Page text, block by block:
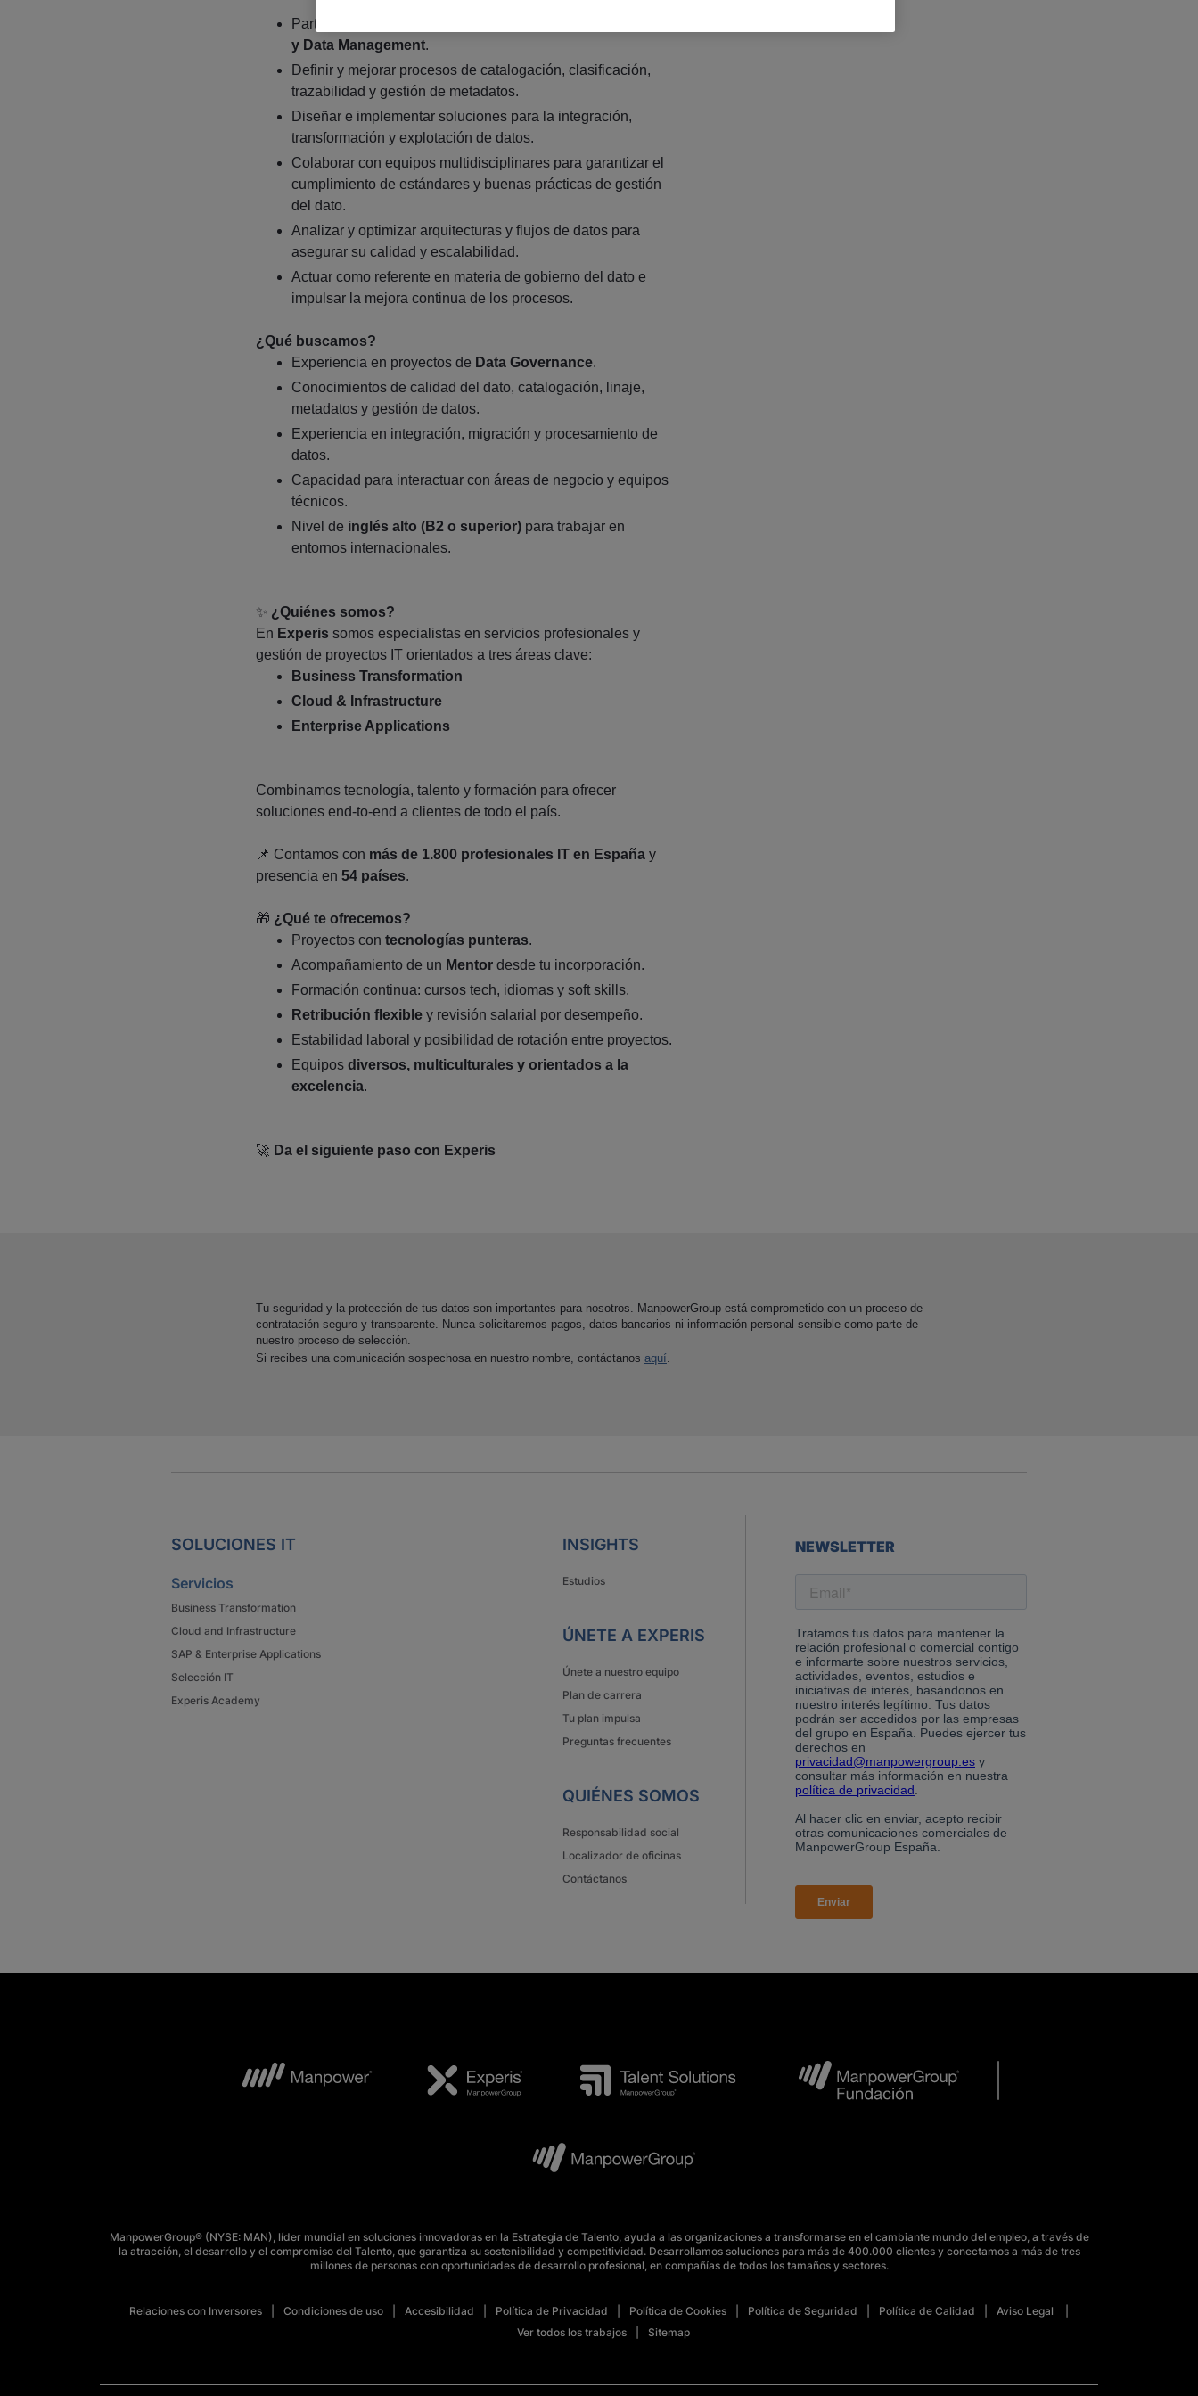
Participar en iniciativas de
y Data Management.
Definir y mejorar procesos de catalogación, clasificación,
trazabilidad y gestión de metadatos.
Diseñar e implementar soluciones para la integración,
transformación y explotación de datos.
Colaborar con equipos multidisciplinares para garantizar el
cumplimiento de estándares y buenas prácticas de gestión
del dato.
Analizar y optimizar arquitecturas y flujos de datos para
asegurar su calidad y escalabilidad.
Actuar como referente en materia de gobierno del dato e
impulsar la mejora continua de los procesos.
¿Qué buscamos?
Experiencia en proyectos de Data Governance.
Conocimientos de calidad del dato, catalogación, linaje,
metadatos y gestión de datos.
Experiencia en integración, migración y procesamiento de
datos.
Capacidad para interactuar con áreas de negocio y equipos
técnicos.
Nivel de inglés alto (B2 o superior)para trabajar en
entornos internacionales.
✨ ¿Quiénes somos?
En Experissomos especialistas en servicios profesionales y
gestión de proyectos IT orientados a tres áreas clave:
Business Transformation
Cloud & Infrastructure
Enterprise Applications
Combinamos tecnología, talento y formación para ofrecer
soluciones end‑to‑end a clientes de todo el país.
📌 Contamos con más de 1.800 profesionales IT en Españay
presencia en 54 países.
🎁 ¿Qué te ofrecemos?
Proyectos con tecnologías punteras.
Acompañamiento de un Mentordesde tu incorporación.
Formación continua: cursos tech, idiomas y soft skills.
Retribución flexibley revisión salarial por desempeño.
Estabilidad laboral y posibilidad de rotación entre proyectos.
Equipos diversos, multiculturales y orientados a la
excelencia.
🚀 Da el siguiente paso con Experis
Tu seguridad y la protección de tus datos son importantes para nosotros. ManpowerGroup está comprometido con un proceso de
contratación seguro y transparente. Nunca solicitaremos pagos, datos bancarios ni información personal sensible como parte de
nuestro proceso de selección.
Si recibes una comunicación sospechosa en nuestro nombre, contáctanos aquí.
SOLUCIONES IT
Servicios
Business Transformation
Cloud and Infrastructure
SAP & Enterprise Applications
Selección IT
Experis Academy
INSIGHTS
Estudios
ÚNETE A EXPERIS
Únete a nuestro equipo
Plan de carrera
Tu plan impulsa
Preguntas frecuentes
QUIÉNES SOMOS
Responsabilidad social
Localizador de oficinas
Contáctanos
NEWSLETTER
ManpowerGroup® (NYSE: MAN), líder mundial en soluciones innovadoras en la Estrategia de Talento, ayuda a las organizaciones a transformarse en el cambiante mundo del empleo, a través de
la atracción, el desarrollo y el compromiso del Talento, que garantiza su sostenibilidad y competitividad. Desarrollamos soluciones para más de 400.000 clientes y conectamos a más de tres
millones de personas con oportunidades de desarrollo profesional, en compañías de todos los tamaños y sectores.
Relaciones con Inversores Condiciones de uso Accesibilidad Política de Privacidad Política de Cookies Política de Seguridad Política de Calidad
Aviso Legal
Ver todos los trabajos
Sitemap